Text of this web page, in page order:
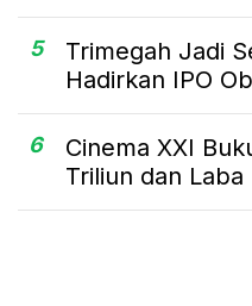
5
Trimegah Jadi
Hadirkan IPO
6
Cinema XXI
Triliun dan Laba